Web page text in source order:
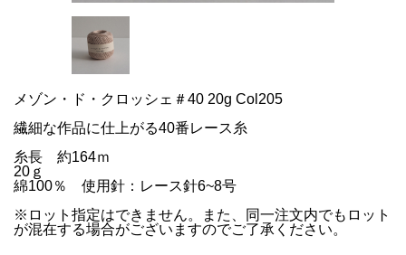
メゾン・ド・クロッシェ＃40 20g Col205
繊細な作品に仕上がる40番レース糸
糸長 約164ｍ
20ｇ
綿100％ 使用針：レース針6~8号
※ロット指定はできません。また、同一注文内でもロット
が混在する場合がございますのでご了承ください。